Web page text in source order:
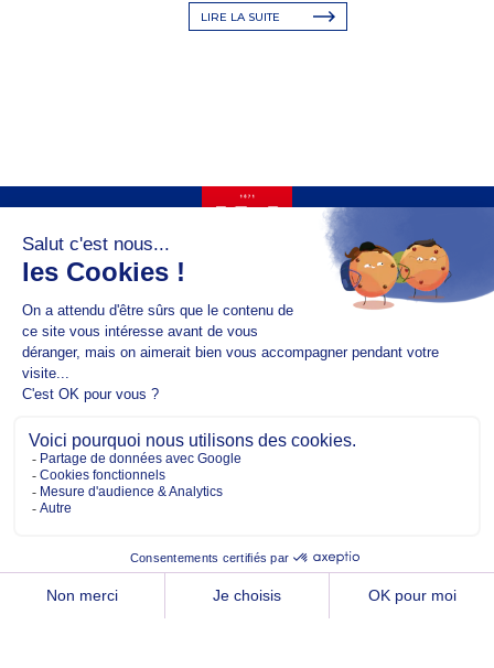
LIRE LA SUITE
Copyright @2026 EM Normandie
FACEBOOK
LINKEDIN